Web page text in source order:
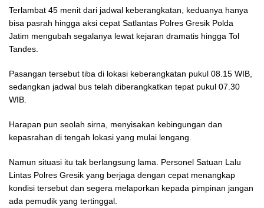
Terlambat 45 menit dari jadwal keberangkatan, keduanya hanya
bisa pasrah hingga aksi cepat Satlantas Polres Gresik Polda
Jatim mengubah segalanya lewat kejaran dramatis hingga Tol
Tandes.
Pasangan tersebut tiba di lokasi keberangkatan pukul 08.15 WIB,
sedangkan jadwal bus telah diberangkatkan tepat pukul 07.30
WIB.
Harapan pun seolah sirna, menyisakan kebingungan dan
kepasrahan di tengah lokasi yang mulai lengang.
Namun situasi itu tak berlangsung lama. Personel Satuan Lalu
Lintas Polres Gresik yang berjaga dengan cepat menangkap
kondisi tersebut dan segera melaporkan kepada pimpinan jangan
ada pemudik yang tertinggal.